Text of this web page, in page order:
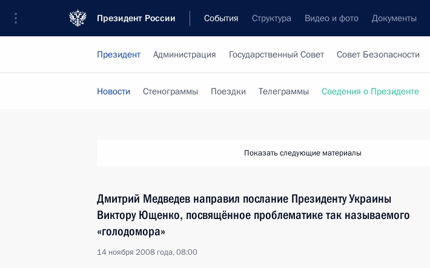
Президент России События Структура Видео и фото Документы
Президент Администрация Государственный Совет Совет Безопасности
Новости Стенограммы Поездки Телеграммы Сведения о Президенте
Показать следующие материалы
Дмитрий Медведев направил послание Президенту Украины
Виктору Ющенко, посвящённое проблематике так называемого
«голодомора»
14 ноября 2008 года, 08:00